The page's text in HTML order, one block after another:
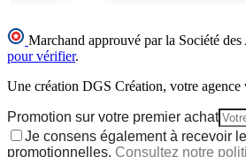
Marchand approuvé par la Société
pour vérifier.
Une création DGS Création, votre agence
Promotion sur votre premier achat
Je consens également à recevoir
promotionnelles. Consultez notre